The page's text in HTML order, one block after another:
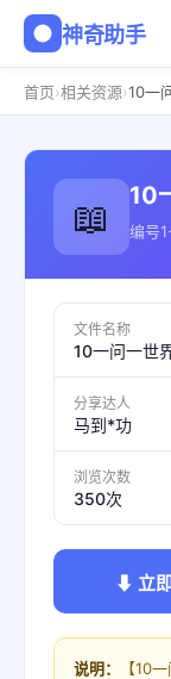
神奇助手
首页›相关资源›10一
📖 10
编号
文件名称
10一问一世
分享达人
马到*功
浏览次数
350次
⬇ 立
说明：
【10